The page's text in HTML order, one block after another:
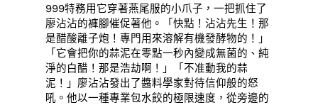
999特務用它穿著燕尾服的小爪子，一把抓住了
廖沾沾的褲腳催促著他。「快點！沾沾先生！那
是醋酸離子炮！專門用來溶解有機發酵物的！」
「它會把你的蒜泥在零點一秒內變成無菌的、純
淨的白醋！那是浩劫啊！」「不准動我的蒜
泥！」廖沾沾發出了醬料學家對待信仰般的怒
吼。他以一種專業包水餃的極限速度，從旁邊的